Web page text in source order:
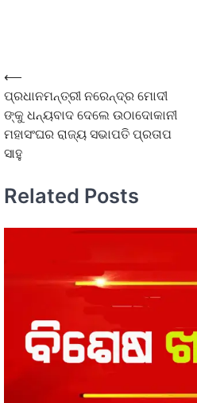
⟵
ପ୍ରଧାନମନ୍ତ୍ରୀ ନରେନ୍ଦ୍ର ମୋଦୀ
ଙ୍କୁ ଧନ୍ୟବାଦ ଦେଲେ ଉଠାଦୋକାନୀ
ମହାସଂଘର ରାଜ୍ୟ ସଭାପତି ପ୍ରତାପ
ସାହୁ
Related Posts